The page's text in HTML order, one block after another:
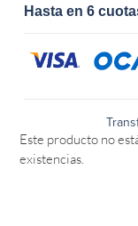
Hasta en 6
Este producto no
existencias.